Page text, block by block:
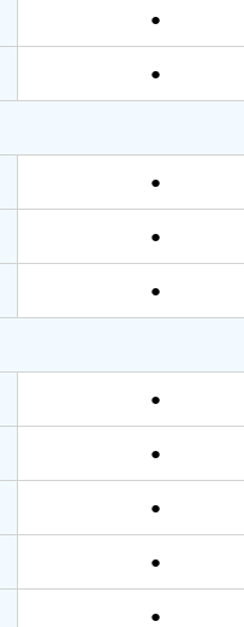
●
●
●
●
●
●
●
●
●
●